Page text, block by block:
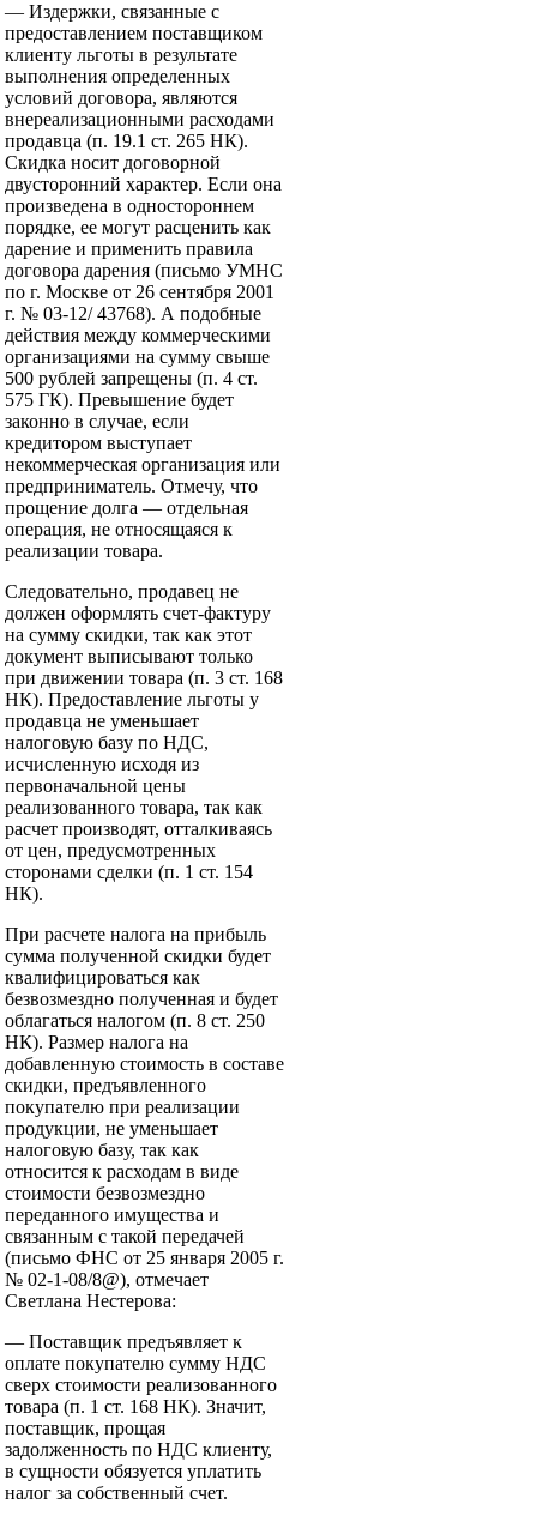
— Издержки, связанные с
предоставлением поставщиком
клиенту льготы в результате
выполнения определенных
условий договора, являются
внереализационными расходами
продавца (п. 19.1 ст. 265 НК).
Скидка носит договорной
двусторонний характер. Если она
произведена в одностороннем
порядке, ее могут расценить как
дарение и применить правила
договора дарения (письмо УМНС
по г. Москве от 26 сентября 2001
г. № 03-12/ 43768). А подобные
действия между коммерческими
организациями на сумму свыше
500 рублей запрещены (п. 4 ст.
575 ГК). Превышение будет
законно в случае, если
кредитором выступает
некоммерческая организация или
предприниматель. Отмечу, что
прощение долга — отдельная
операция, не относящаяся к
реализации товара.
Следовательно, продавец не
должен оформлять счет-фактуру
на сумму скидки, так как этот
документ выписывают только
при движении товара (п. 3 ст. 168
НК). Предоставление льготы у
продавца не уменьшает
налоговую базу по НДС,
исчисленную исходя из
первоначальной цены
реализованного товара, так как
расчет производят, отталкиваясь
от цен, предусмотренных
сторонами сделки (п. 1 ст. 154
НК).
При расчете налога на прибыль
сумма полученной скидки будет
квалифицироваться как
безвозмездно полученная и будет
облагаться налогом (п. 8 ст. 250
НК). Размер налога на
добавленную стоимость в составе
скидки, предъявленного
покупателю при реализации
продукции, не уменьшает
налоговую базу, так как
относится к расходам в виде
стоимости безвозмездно
переданного имущества и
связанным с такой передачей
(письмо ФНС от 25 января 2005 г.
№ 02-1-08/8@), отмечает
Светлана Нестерова:
— Поставщик предъявляет к
оплате покупателю сумму НДС
сверх стоимости реализованного
товара (п. 1 ст. 168 НК). Значит,
поставщик, прощая
задолженность по НДС клиенту,
в сущности обязуется уплатить
налог за собственный счет.